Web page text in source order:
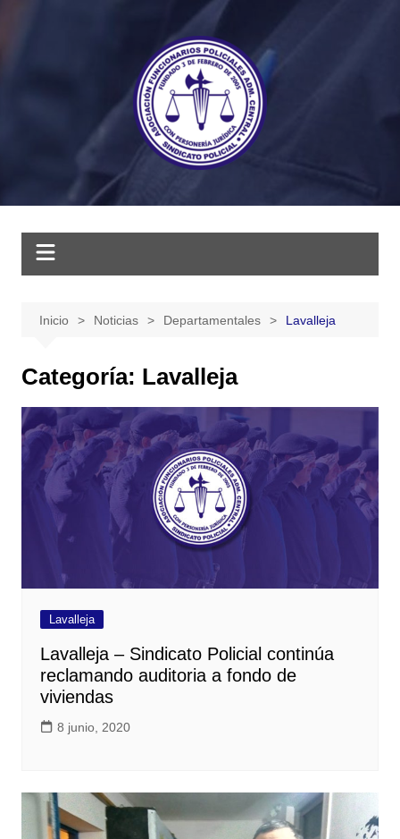
Inicio Noticias Departamentales Lavalleja
Categoría: Lavalleja
Lavalleja
Lavalleja – Sindicato Policial continúa
reclamando auditoria a fondo de
viviendas
8 junio, 2020